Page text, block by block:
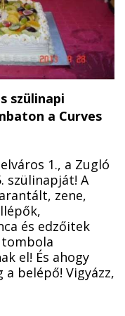
szülinapi
a Curves
1., a Zugló
szülinapját! A
zene,
és edzőitek
el! És ahogy
a belépő! Vigyázz,